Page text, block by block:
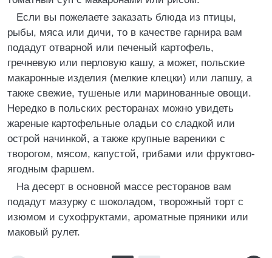
Если вы пожелаете заказать блюда из птицы,
рыбы, мяса или дичи, то в качестве гарнира вам
подадут отварной или печеный картофель,
гречневую или перловую кашу, а может, польские
макаронные изделия (мелкие клецки) или лапшу, а
также свежие, тушеные или маринованные овощи.
Нередко в польских ресторанах можно увидеть
жареные картофельные оладьи со сладкой или
острой начинкой, а также крупные вареники с
творогом, мясом, капустой, грибами или фруктово-
ягодным фаршем.
На десерт в основной массе ресторанов вам
подадут мазурку с шоколадом, творожный торт с
изюмом и сухофруктами, ароматные пряники или
маковый рулет.